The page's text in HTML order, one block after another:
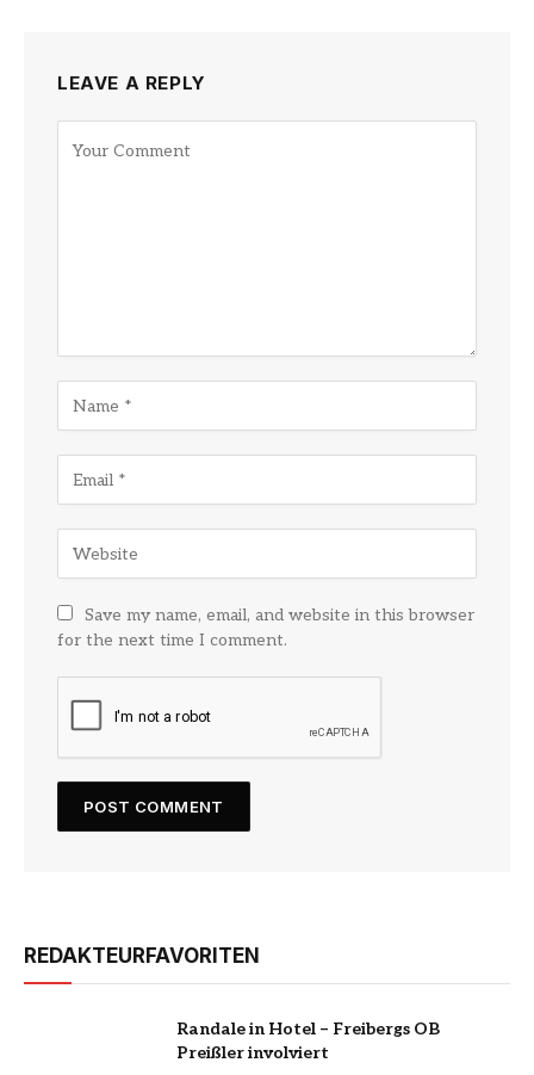
LEAVE A REPLY
Save my name, email, and website in this browser
for the next time I comment.
REDAKTEURFAVORITEN
Randale in Hotel – Freibergs OB
Preißler involviert